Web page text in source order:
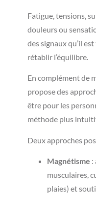
Fatigue, tensions,
douleurs ou
des signaux qu’il
rétablir l’équilibre.
En complément de
propose des
être pour les
méthode plus
Deux approches
Magnétisme :
musculaires,
plaies) et